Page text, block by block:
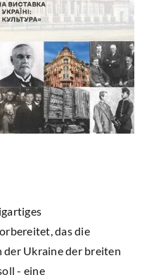
das die
der Ukraine der breiten
- eine